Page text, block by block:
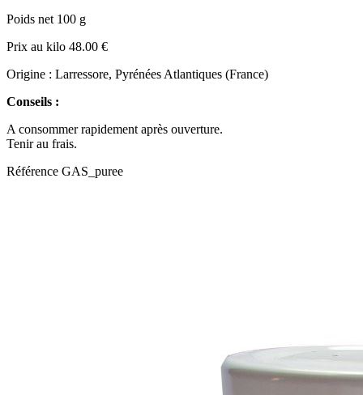
Poids net 100 g
Prix au kilo 48.00 €
Origine : Larressore, Pyrénées Atlantiques (France)
Conseils :
A consommer rapidement après ouverture.
Tenir au frais.
Référence GAS_puree